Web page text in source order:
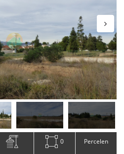
0 Percelen